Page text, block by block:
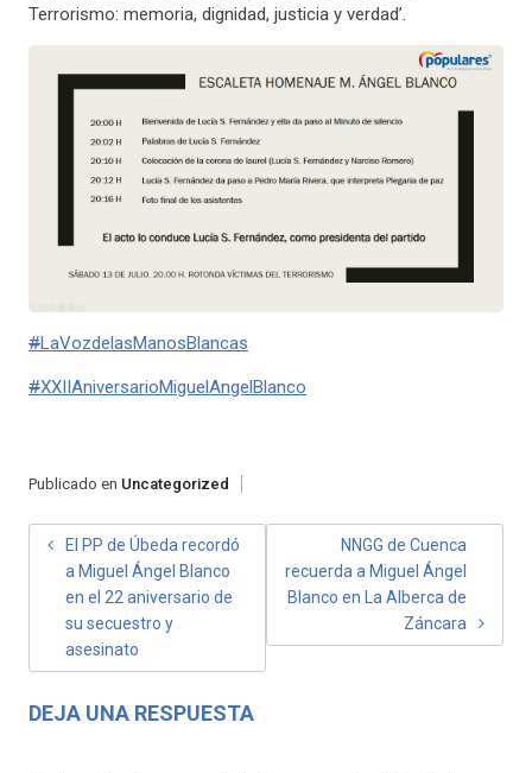
Terrorismo: memoria, dignidad, justicia y verdad’.
#LaVozdelasManosBlancas
#XXIIAniversarioMiguelAngelBlanco
Publicado en Uncategorized
NAVEGACIÓN
ENTRADAS
El PP de Úbeda recordó
a Miguel Ángel Blanco
en el 22 aniversario de
su secuestro y
asesinato
NNGG de Cuenca
recuerda a Miguel Ángel
Blanco en La Alberca de
Záncara
DEJA UNA RESPUESTA